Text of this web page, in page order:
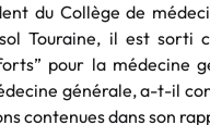
du Collège de
Touraine, il est sorti
pour la médecine
générale, a-t-il
contenues dans son